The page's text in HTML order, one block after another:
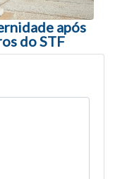
após
do STF